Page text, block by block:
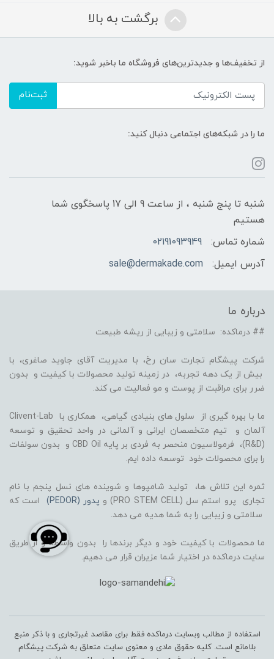
برگشت به بالا
از تخفیف‌ها و جدیدترین‌های فروشگاه ما باخبر شوید:
ثبت‌نام
ما را در شبکه‌های اجتماعی دنبال کنید:
شنبه تا پنج شنبه ، از ساعت 9 الی 17 پاسخگوی شما
هستیم
شماره تماس:
02191093949
آدرس ایمیل:
sale@dermakade.com
درباره ما
## درماکده: سلامتی و زیبایی از ریشه طبیعت
شرکت پیشگام تجارت سان رخ، با مدیریت آقای جاوید صاغری، با
بیش از یک دهه تجربه، در زمینه تولید محصولات با کیفیت و بدون
ضرر برای مراقبت از پوست و مو فعالیت می کند.
ما با بهره گیری از سلول های بنیادی گیاهی، همکاری با Clivent-Lab
آلمان و تیم متخصصان ایرانی و آلمانی در واحد تحقیق و توسعه
(R&D)، فرمولاسیون منحصر به فردی بر پایه CBD Oil و بدون سولفات
را برای محصولات خود توسعه داده ایم.
ثمره این تلاش ها، تولید شامپوها و شوینده های نسل پنجم با نام
تجاری پرو استم سل (PRO STEM CELL) و
پدور (PEDOR)
است که
سلامتی و زیبایی را به شما هدیه می دهد.
ما محصولات با کیفیت خود و دیگر برندها را بدون واسطه و از طریق
سایت درماکده در اختیار شما عزیران قرار می دهیم.
استفاده از مطالب وبسایت درماکده فقط برای مقاصد غیرتجاری و با ذکر منبع
بلامانع است. کلیه حقوق مادی و معنوی سایت متعلق به شرکت پیشگام